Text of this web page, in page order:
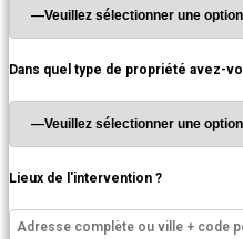
Dans quel type de propriété avez-
Lieux de l'intervention ?